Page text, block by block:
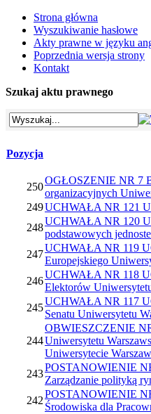
Strona główna
Wyszukiwanie hasłowe
Akty prawne w języku
Poprzednia wersja strony
Kontakt
Szukaj aktu prawnego
Pozycja
250
OGŁOSZENIE NR 7
organizacyjnych
249UCHWAŁA NR 121
248
UCHWAŁA NR 120
podstawowych
247
UCHWAŁA NR 119
Europejskiego
246
UCHWAŁA NR 118
Elektorów
245
UCHWAŁA NR 117
Senatu Uniwersytetu
244
OBWIESZCZENIE
Uniwersytetu
Uniwersytecie
243
POSTANOWIENIE
Zarządzanie polityką
242
POSTANOWIENIE
Środowiska dla